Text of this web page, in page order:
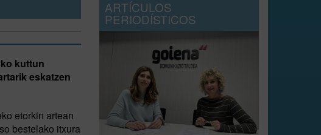
kuttun
eskatzen
etorkin artean
bestelako itxura
ARTÍCULOS
PERIODÍSTICOS